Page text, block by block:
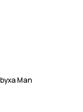
Man